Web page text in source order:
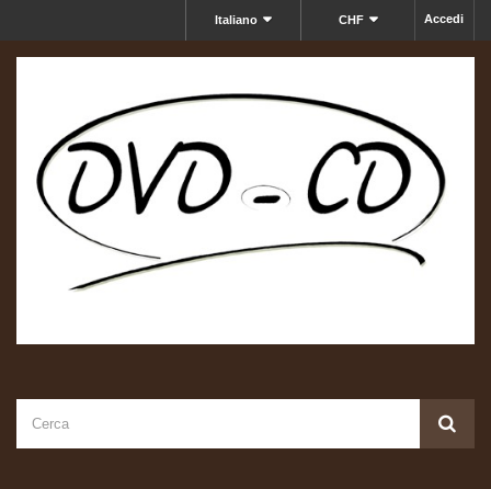
Accedi
CHF
Italiano